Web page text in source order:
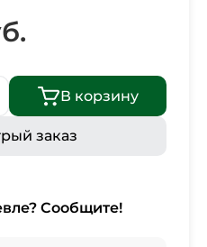
В корзину
заказ
Сообщите!